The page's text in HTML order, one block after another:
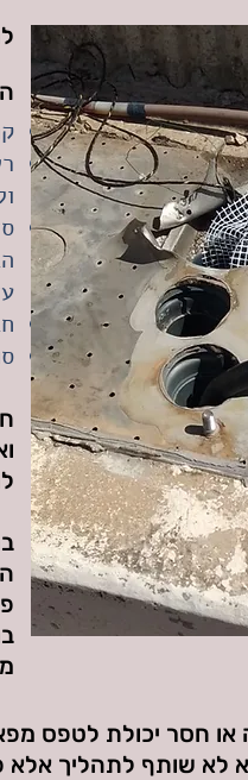
חסר יכולת לטפס
לא שותף לתהליך אלא